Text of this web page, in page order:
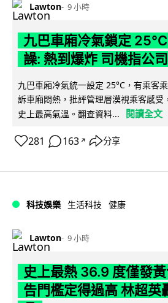
Lawton 9 小時
九巴車廂冷氣鎖定
譟: 熱到爆炸 司機指公
九巴車廂冷氣統一設定 25°C，有乘客
訴車廂悶熱，批評管理層漠視乘客感受
史上最高氣溫。翻查資料...
閱讀全文
281 163 ↗ 分享
科技娛樂 生活科技 健康
Lawton 9 小時
史上最熱 36.9 度僅發
告門檻定得過高 林超英